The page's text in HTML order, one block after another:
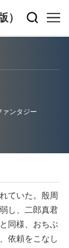
）
ァンタジー
ていた。殷周
し、二郎真君
同様、おちぶ
依頼をこなし